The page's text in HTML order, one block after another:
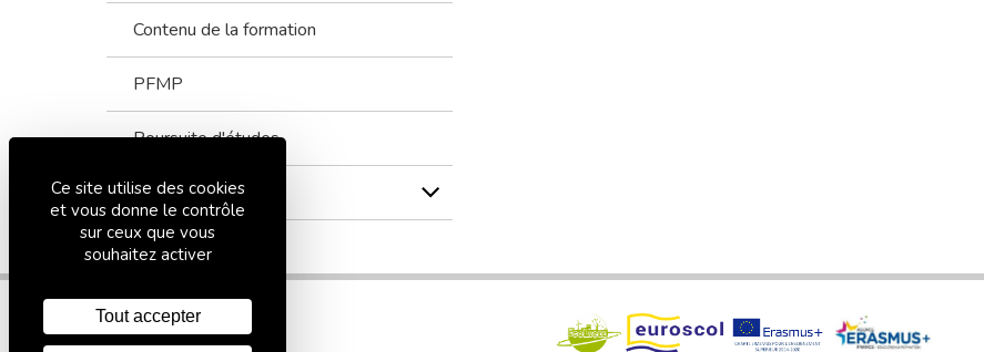
Contenu de la formation
PFMP
Poursuite d'études
3ème
Ce site utilise des cookies
et vous donne le contrôle
sur ceux que vous
souhaitez activer
Tout accepter